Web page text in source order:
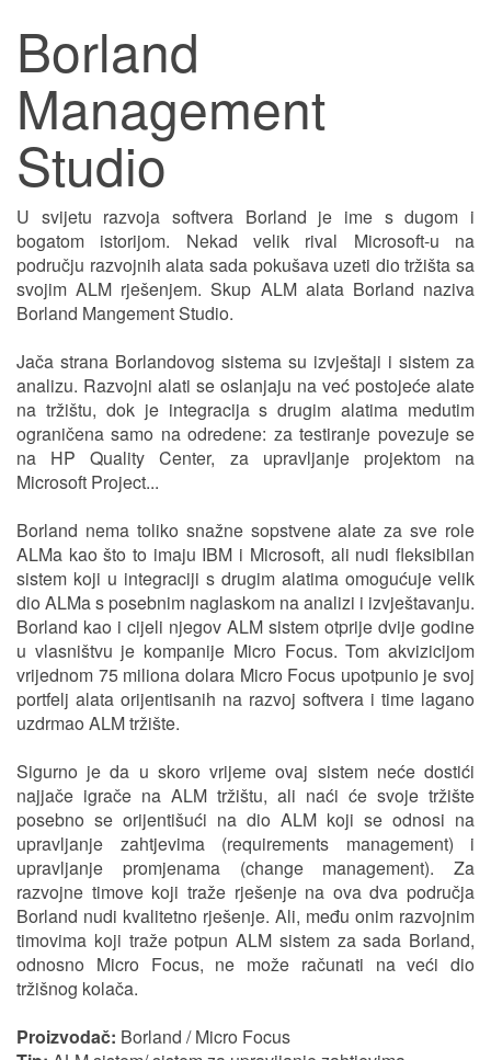
Borland
Management
Studio
U svijetu razvoja softvera Borland je ime s dugom i
bogatom istorijom. Nekad velik rival Microsoft-u na
području razvojnih alata sada pokušava uzeti dio tržišta sa
svojim ALM rješenjem. Skup ALM alata Borland naziva
Borland Mangement Studio.
Jača strana Borlandovog sistema su izvještaji i sistem za
analizu. Razvojni alati se oslanjaju na već postojeće alate
na tržištu, dok je integracija s drugim alatima medutim
ograničena samo na odredene: za testiranje povezuje se
na HP Quality Center, za upravljanje projektom na
Microsoft Project...
Borland nema toliko snažne sopstvene alate za sve role
ALMa kao što to imaju IBM i Microsoft, ali nudi fleksibilan
sistem koji u integraciji s drugim alatima omogućuje velik
dio ALMa s posebnim naglaskom na analizi i izvještavanju.
Borland kao i cijeli njegov ALM sistem otprije dvije godine
u vlasništvu je kompanije Micro Focus. Tom akvizicijom
vrijednom 75 miliona dolara Micro Focus upotpunio je svoj
portfelj alata orijentisanih na razvoj softvera i time lagano
uzdrmao ALM tržište.
Sigurno je da u skoro vrijeme ovaj sistem neće dostići
najjače igrače na ALM tržištu, ali naći će svoje tržište
posebno se orijentišući na dio ALM koji se odnosi na
upravljanje zahtjevima (requirements management) i
upravljanje promjenama (change management). Za
razvojne timove koji traže rješenje na ova dva područja
Borland nudi kvalitetno rješenje. Ali, među onim razvojnim
timovima koji traže potpun ALM sistem za sada Borland,
odnosno Micro Focus, ne može računati na veći dio
tržišnog kolača.
Proizvodač: Borland / Micro Focus